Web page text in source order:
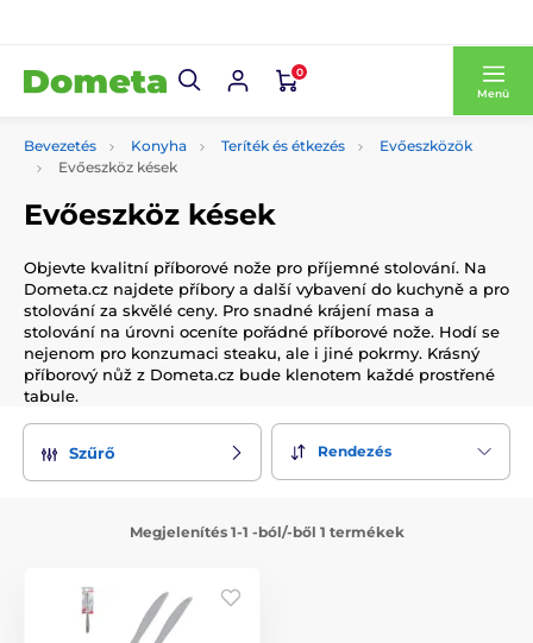
0
Menü
Bevezetés Konyha Teríték és étkezés
Evőeszközök
Evőeszköz kések
Evőeszköz kések
Objevte kvalitní příborové nože pro příjemné stolování. Na
Dometa.cz najdete příbory a další vybavení do kuchyně a pro
stolování za skvělé ceny. Pro snadné krájení masa a
stolování na úrovni oceníte pořádné příborové nože. Hodí se
nejenom pro konzumaci steaku, ale i jiné pokrmy. Krásný
příborový nůž z Dometa.cz bude klenotem každé prostřené
tabule.
Szűrő Rendezés
Megjelenítés 1-1 -ból/-ből 1 termékek